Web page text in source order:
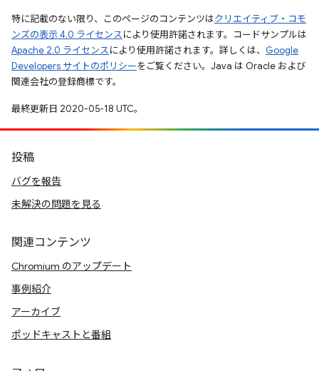
特に記載のない限り、このページのコンテンツはクリエイティブ・コモ
ンズの表示 4.0 ライセンスにより使用許諾されます。コードサンプルは
Apache 2.0 ライセンスにより使用許諾されます。詳しくは、 Google
Developers サイトのポリシーをご覧ください。Java は Oracle および
関連会社の登録商標です。
最終更新日 2020-05-18 UTC。
投稿
バグを報告
未解決の問題を見る
関連コンテンツ
Chromium のアップデート
事例紹介
アーカイブ
ポッドキャストと番組